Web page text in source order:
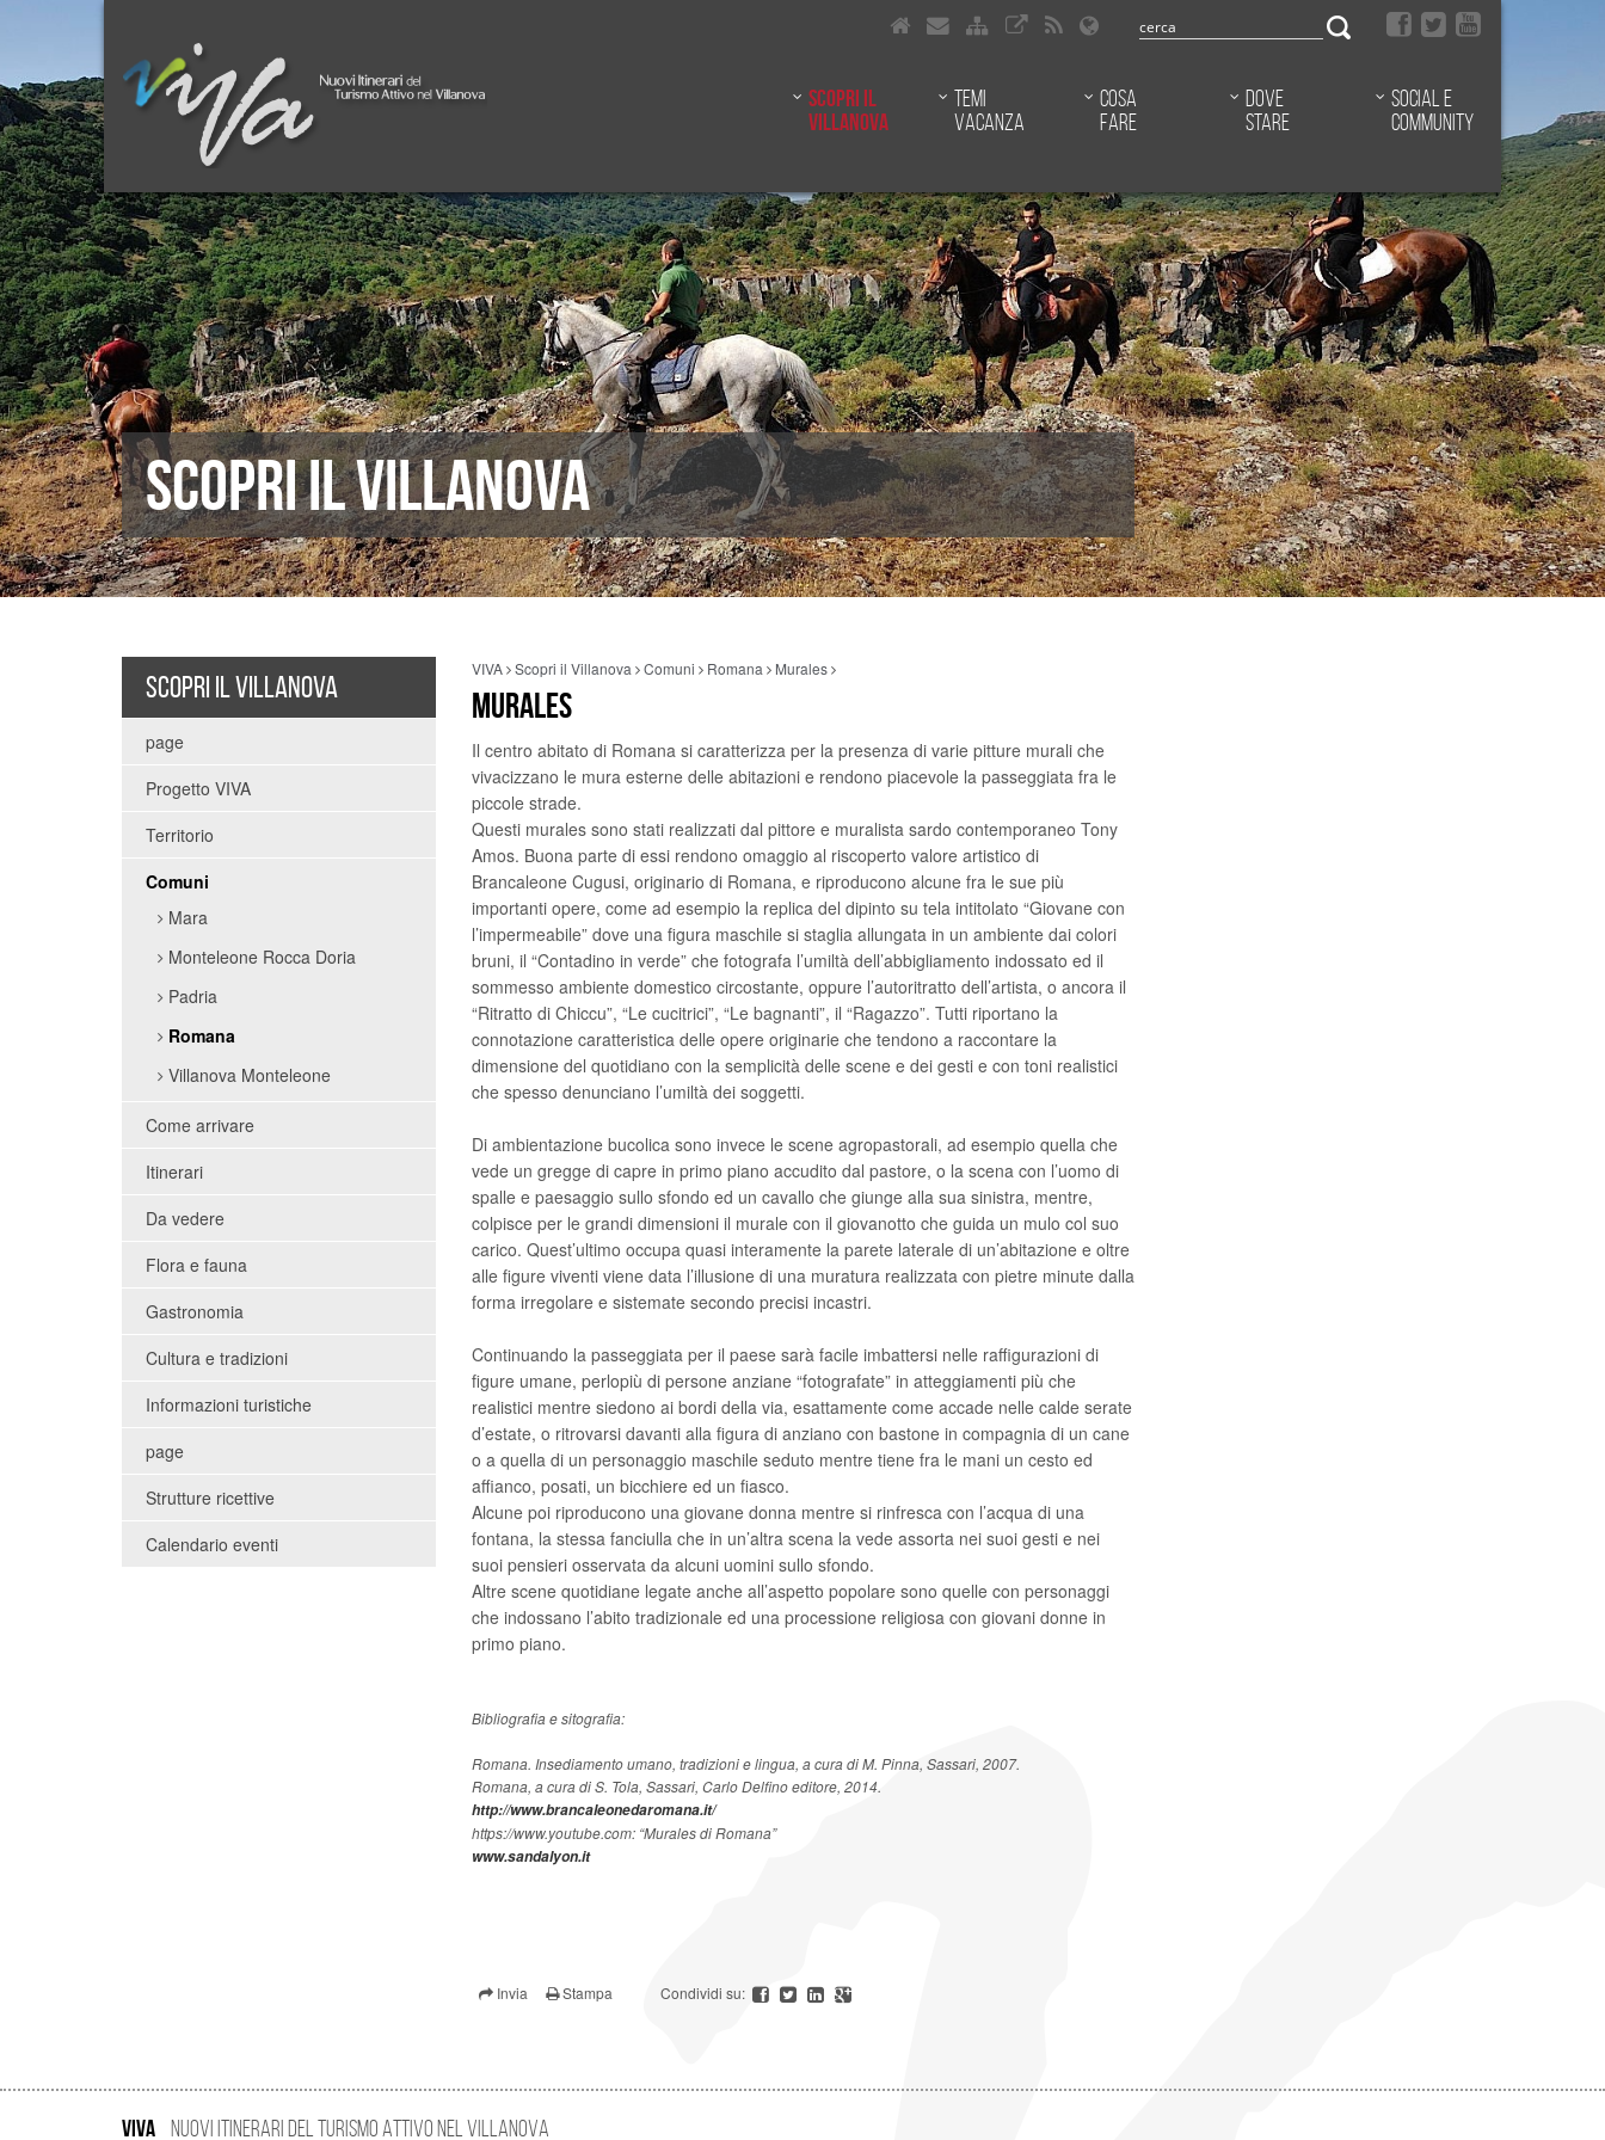
Scopri il
Villanova
Temi
vacanza
Cosa
fare
Dove
stare
Social e
community
SCOPRI IL VILLANOVA
SCOPRI IL VILLANOVA
page
Progetto VIVA
Territorio
Comuni
Mara
Monteleone Rocca Doria
Padria
Romana
Villanova Monteleone
Come arrivare
Itinerari
Da vedere
Flora e fauna
Gastronomia
Cultura e tradizioni
Informazioni turistiche
page
Strutture ricettive
Calendario eventi
VIVA Scopri il Villanova Comuni Romana Murales
MURALES
Il centro abitato di Romana si caratterizza per la presenza di varie pitture murali che
vivacizzano le mura esterne delle abitazioni e rendono piacevole la passeggiata fra le
piccole strade.
Questi murales sono stati realizzati dal pittore e muralista sardo contemporaneo Tony
Amos. Buona parte di essi rendono omaggio al riscoperto valore artistico di
Brancaleone Cugusi, originario di Romana, e riproducono alcune fra le sue più
importanti opere, come ad esempio la replica del dipinto su tela intitolato “Giovane con
l’impermeabile” dove una figura maschile si staglia allungata in un ambiente dai colori
bruni, il “Contadino in verde” che fotografa l’umiltà dell’abbigliamento indossato ed il
sommesso ambiente domestico circostante, oppure l’autoritratto dell’artista, o ancora il
“Ritratto di Chiccu”, “Le cucitrici”, “Le bagnanti”, il “Ragazzo”. Tutti riportano la
connotazione caratteristica delle opere originarie che tendono a raccontare la
dimensione del quotidiano con la semplicità delle scene e dei gesti e con toni realistici
che spesso denunciano l’umiltà dei soggetti.
Di ambientazione bucolica sono invece le scene agropastorali, ad esempio quella che
vede un gregge di capre in primo piano accudito dal pastore, o la scena con l’uomo di
spalle e paesaggio sullo sfondo ed un cavallo che giunge alla sua sinistra, mentre,
colpisce per le grandi dimensioni il murale con il giovanotto che guida un mulo col suo
carico. Quest’ultimo occupa quasi interamente la parete laterale di un’abitazione e oltre
alle figure viventi viene data l’illusione di una muratura realizzata con pietre minute dalla
forma irregolare e sistemate secondo precisi incastri.
Continuando la passeggiata per il paese sarà facile imbattersi nelle raffigurazioni di
figure umane, perlopiù di persone anziane “fotografate” in atteggiamenti più che
realistici mentre siedono ai bordi della via, esattamente come accade nelle calde serate
d’estate, o ritrovarsi davanti alla figura di anziano con bastone in compagnia di un cane
o a quella di un personaggio maschile seduto mentre tiene fra le mani un cesto ed
affianco, posati, un bicchiere ed un fiasco.
Alcune poi riproducono una giovane donna mentre si rinfresca con l’acqua di una
fontana, la stessa fanciulla che in un’altra scena la vede assorta nei suoi gesti e nei
suoi pensieri osservata da alcuni uomini sullo sfondo.
Altre scene quotidiane legate anche all’aspetto popolare sono quelle con personaggi
che indossano l’abito tradizionale ed una processione religiosa con giovani donne in
primo piano.
Romana. Insediamento umano, tradizioni e lingua, a cura di M. Pinna, Sassari, 2007.
Romana, a cura di S. Tola, Sassari, Carlo Delfino editore, 2014.
http://www.brancaleonedaromana.it/
https://www.youtube.com: “Murales di Romana”
www.sandalyon.it
Invia Stampa Condividi su:
VIVA Nuovi Itinerari del Turismo Attivo nel Villanova